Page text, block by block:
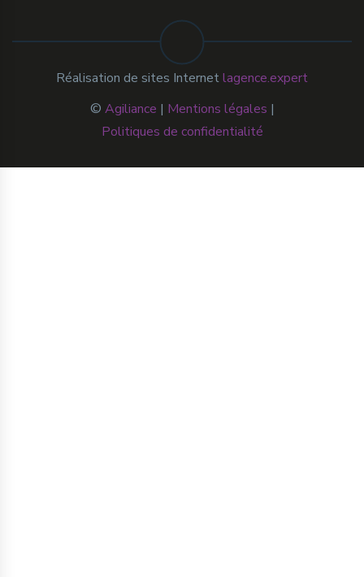
© Agiliance | Mentions légales |
Politiques de confidentialité
Réalisation de sites Internetlagence.expert